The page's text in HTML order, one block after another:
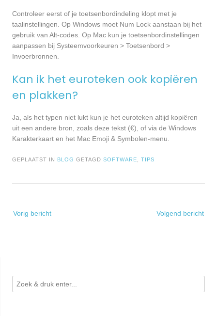
Controleer eerst of je toetsenbordindeling klopt met je
taalinstellingen. Op Windows moet Num Lock aanstaan bij het
gebruik van Alt-codes. Op Mac kun je toetsenbordinstellingen
aanpassen bij Systeemvoorkeuren > Toetsenbord >
Invoerbronnen.
Kan ik het euroteken ook kopiëren
en plakken?
Ja, als het typen niet lukt kun je het euroteken altijd kopiëren
uit een andere bron, zoals deze tekst (€), of via de Windows
Karakterkaart en het Mac Emoji & Symbolen-menu.
GEPLAATST IN BLOG GETAGD SOFTWARE TIPS
navigatie
Vorig bericht Volgend bericht